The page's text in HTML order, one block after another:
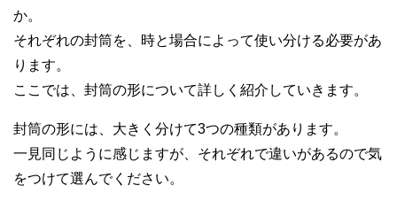
か。
それぞれの封筒を、時と場合によって使い分ける必要があ
ります。
ここでは、封筒の形について詳しく紹介していきます。
封筒の形には、大きく分けて3つの種類があります。
一見同じように感じますが、それぞれで違いがあるので気
をつけて選んでください。